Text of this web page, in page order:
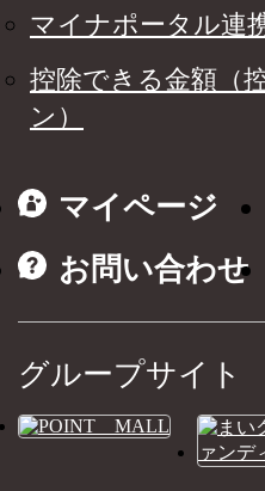
マイナポータル連
控除できる金額（
ン）
マイページ
お問い合わせ
グループサイト